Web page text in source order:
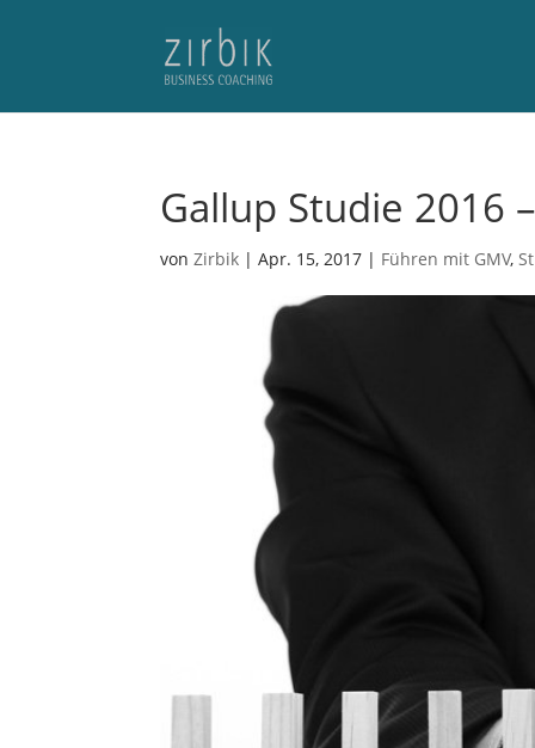
Gallup Studie 2016
vonZirbik |Apr. 15, 2017 | Führen mit GMV,